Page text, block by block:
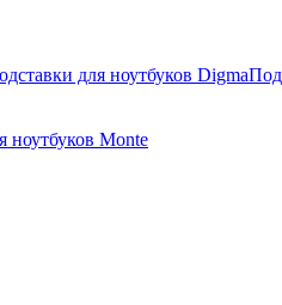
для ноутбуков Digma
ноутбуков Monte